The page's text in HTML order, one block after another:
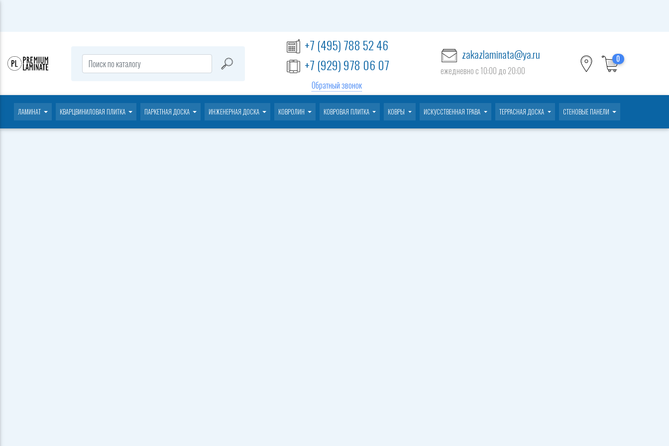
+7 (495) 788 52 46
+7 (929) 978 06 07
Обратный звонок
zakazlaminata@ya.ru
ежедневно c 10:00 до 20:00
0
ЛАМИНАТ КВАРЦВИНИЛОВАЯ ПЛИТКА ПАРКЕТНАЯ ДОСКА ИНЖЕНЕРНАЯ ДОСКА КОВРОЛИН КОВРОВАЯ ПЛИТКА КОВРЫ ИСКУССТВЕННАЯ ТРАВА ТЕРРАСНАЯ ДОСКА СТЕНОВЫЕ ПАНЕЛИ